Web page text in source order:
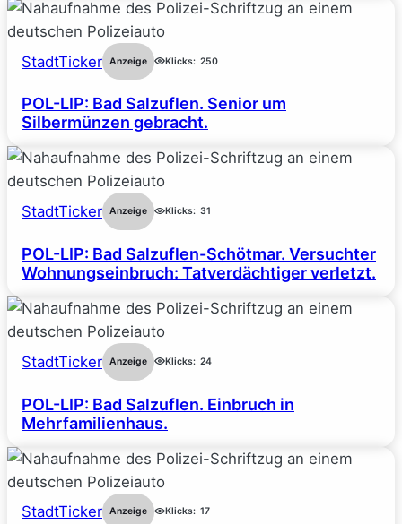
StadtTicker Anzeige Klicks: 250
POL-LIP: Bad Salzuflen. Senior um
Silbermünzen gebracht.
StadtTicker Anzeige Klicks: 31
POL-LIP: Bad Salzuflen-Schötmar. Versuchter
Wohnungseinbruch: Tatverdächtiger verletzt.
StadtTicker Anzeige Klicks: 24
POL-LIP: Bad Salzuflen. Einbruch in
Mehrfamilienhaus.
StadtTicker Anzeige Klicks: 17